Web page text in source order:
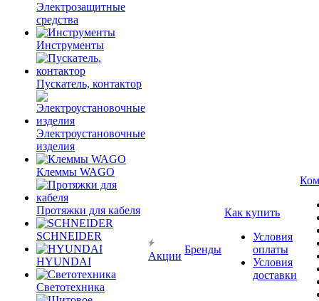
Электрозащитные
средства
Инструменты
Пускатель, контактор
Электроустановочные
изделия
Клеммы WAGO
Протяжки для кабеля
SCHNEIDER
HYUNDAI
Светотехника
Акции
Бренды
Как купить
Условия
оплаты
Условия
доставки